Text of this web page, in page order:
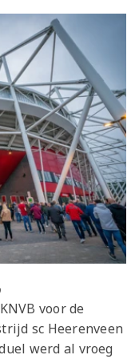
voor de
sc Heerenveen
werd al vroeg